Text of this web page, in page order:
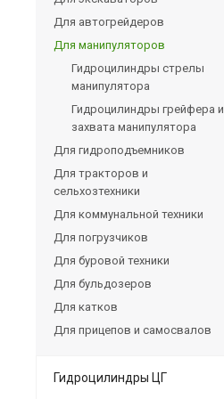
Для автогрейдеров
Для манипуляторов
Гидроцилиндры стрелы
манипулятора
Гидроцилиндры грейфера и
захвата манипулятора
Для гидроподъемников
Для тракторов и
сельхозтехники
Для коммунальной техники
Для погрузчиков
Для буровой техники
Для бульдозеров
Для катков
Для прицепов и самосвалов
Гидроцилиндры ЦГ